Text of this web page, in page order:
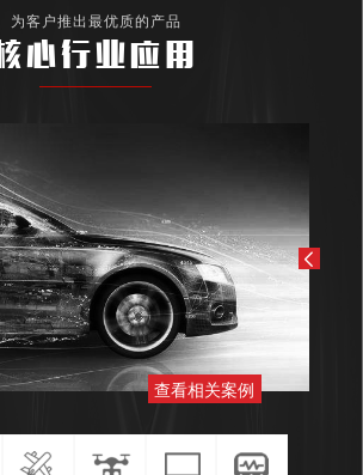
为客户推出最优质的产品
心行业应用
查看相关案例